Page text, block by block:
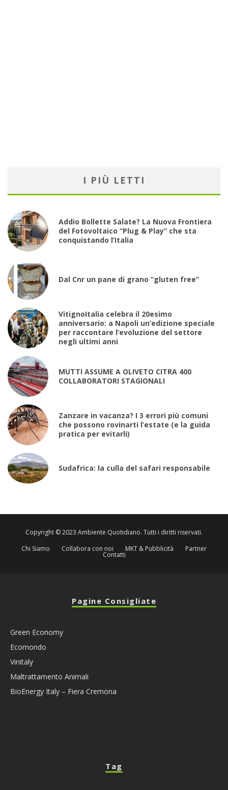
I PIÙ LETTI
Addio Bollette Salate? La Nuova Frontiera
del Fotovoltaico “Plug & Play” che sta
conquistando l’Italia
Dal Cnr un pane di grano “gluten free”
VitignoItalia celebra il 20esimo
anniversario: a Napoli un’edizione speciale
per raccontare l’evoluzione del settore
negli ultimi anni
MUTTI ASSUME A OLIVETO CITRA 400
COLLABORATORI STAGIONALI
Zanzare in vacanza? I 3 errori più comuni
che possono rovinarti l’estate (e la guida
pratica per evitarli)
Sudafrica: la culla del safari responsabile
Copyright © 2023 Ambiente Quotidiano. Tutti i diritti riservati.
Chi Siamo
Collabora con noi MKT & Pubblicità Partner
Contatti
Pagine Consigliate
Green Economy
Ecomondo
Vinitaly
Maltrattamento Animali
BioEnergy Italy – Fiera Cremona
Tag